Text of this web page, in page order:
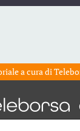
a cura di